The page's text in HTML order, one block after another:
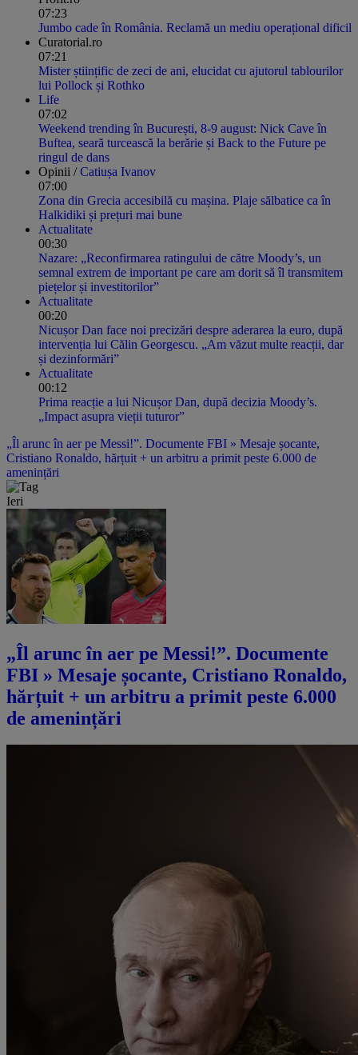
07:23
Jumbo cade în România. Reclamă un mediu operațional dificil
Curatorial.ro
07:21
Mister științific de zeci de ani, elucidat cu ajutorul tablourilor
lui Pollock și Rothko
Life
07:02
Weekend trending în București, 8-9 august: Nick Cave în
Buftea, seară turcească la berărie și Back to the Future pe
ringul de dans
Opinii /Catiușa Ivanov
07:00
Zona din Grecia accesibilă cu mașina. Plaje sălbatice ca în
Halkidiki și prețuri mai bune
Actualitate
00:30
Nazare: „Reconfirmarea ratingului de către Moody’s, un
semnal extrem de important pe care am dorit să îl transmitem
piețelor și investitorilor”
Actualitate
00:20
Nicușor Dan face noi precizări despre aderarea la euro, după
intervenția lui Călin Georgescu. „Am văzut multe reacții, dar
și dezinformări”
Actualitate
00:12
Prima reacție a lui Nicușor Dan, după decizia Moody’s.
„Impact asupra vieții tuturor”
„Îl arunc în aer pe Messi!”. Documente FBI » Mesaje șocante,
Cristiano Ronaldo, hărțuit + un arbitru a primit peste 6.000 de
amenințări
Ieri
„Îl arunc în aer pe Messi!”. Documente
FBI » Mesaje șocante, Cristiano Ronaldo,
hărțuit + un arbitru a primit peste 6.000
de amenințări